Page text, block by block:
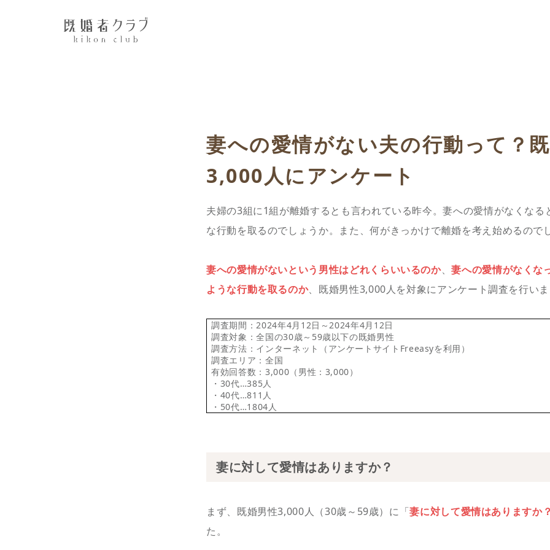
妻への愛情がない夫の行動って？
3,000人にアンケート
夫婦の3組に1組が離婚するとも言われている昨今。妻への愛情がなくなる
な行動を取るのでしょうか。また、何がきっかけで離婚を考え始めるので
妻への愛情がないという男性はどれくらいいるのか、妻への愛情がなくな
ような行動を取るのか、既婚男性3,000人を対象にアンケート調査を行いま
調査期間：2024年4月12日～2024年4月12日
調査対象：全国の30歳～59歳以下の既婚男性
調査方法：インターネット（アンケートサイトFreeasyを利用）
調査エリア：全国
有効回答数：3,000（男性：3,000）
・30代…385人
・40代…811人
・50代…1804人
妻に対して愛情はありますか？
まず、既婚男性3,000人（30歳～59歳）に「妻に対して愛情はありますか？
た。